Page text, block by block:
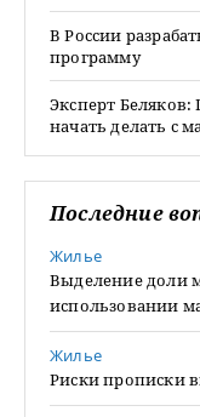
В России
программу
Эксперт
начать делать с
Последние
Жилье
Выделение доли
использовании
Жилье
Риски прописки